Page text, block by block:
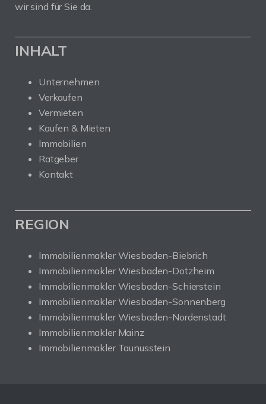
wir sind für Sie da.
INHALT
Unternehmen
Verkaufen
Vermieten
Kaufen & Mieten
Immobilien
Ratgeber
Kontakt
REGION
Immobilienmakler Wiesbaden-Biebrich
Immobilienmakler Wiesbaden-Dotzheim
Immobilienmakler Wiesbaden-Schierstein
Immobilienmakler Wiesbaden-Sonnenberg
Immobilienmakler Wiesbaden-Nordenstadt
Immobilienmakler Mainz
Immobilienmakler Taunusstein